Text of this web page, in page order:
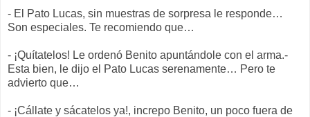
- El Pato Lucas, sin muestras de sorpresa le responde…
Son especiales. Te recomiendo que…
- ¡Quítatelos! Le ordenó Benito apuntándole con el arma.-
Esta bien, le dijo el Pato Lucas serenamente… Pero te
advierto que…
- ¡Cállate y sácatelos ya!, increpo Benito, un poco fuera de